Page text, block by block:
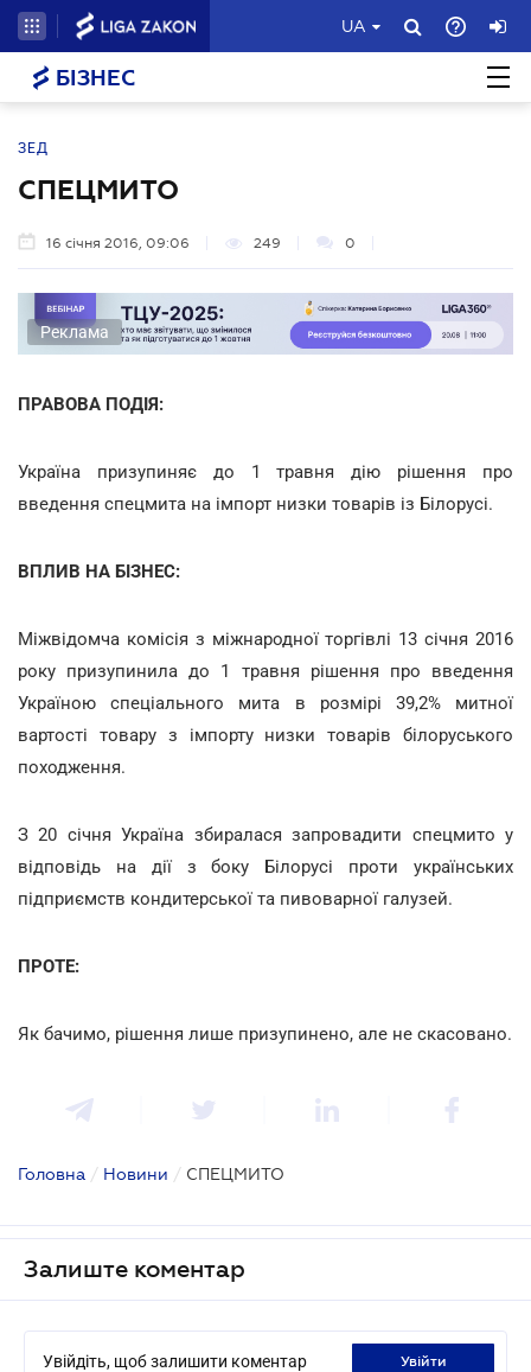
UA
БІЗНЕС
ЗЕД
СПЕЦМИТО
16 січня 2016, 09:06 249 0
Реклама
ПРАВОВА ПОДІЯ:
Україна призупиняє до 1 травня дію рішення про
введення спецмита на імпорт низки товарів із Білорусі.
ВПЛИВ НА БІЗНЕС:
Міжвідомча комісія з міжнародної торгівлі 13 січня 2016
року призупинила до 1 травня рішення про введення
Україною спеціального мита в розмірі 39,2% митної
вартості товару з імпорту низки товарів білоруського
походження.
З 20 січня Україна збиралася запровадити спецмито у
відповідь на дії з боку Білорусі проти українських
підприємств кондитерської та пивоварної галузей.
ПРОТЕ:
Як бачимо, рішення лише призупинено, але не скасовано.
Головна / Новини / СПЕЦМИТО
Залиште коментар
Увійдіть, щоб залишити коментар увійти